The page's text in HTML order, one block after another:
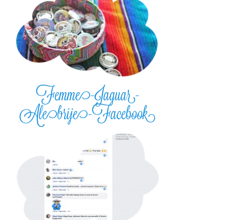
Femme-Jaguar-
Alebrije-Facebook